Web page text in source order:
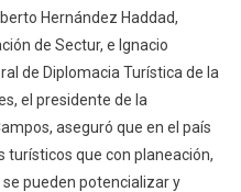
Hernández Haddad,
de Sectur, e Ignacio
de Diplomacia Turística de la
el presidente de la
aseguró que en el país
turísticos que con planeación,
pueden potencializar y